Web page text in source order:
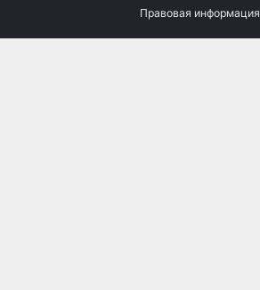
Правовая информация